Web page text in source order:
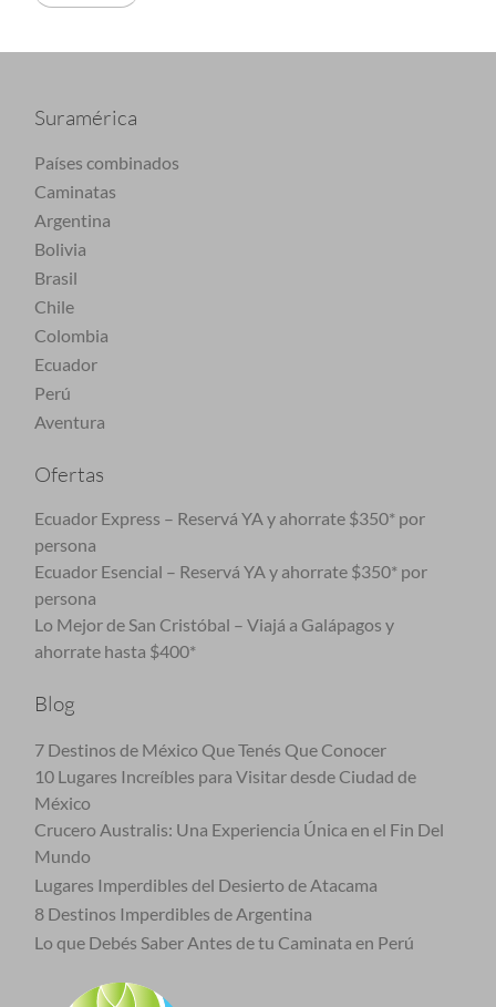
Suramérica
Países combinados
Caminatas
Argentina
Bolivia
Brasil
Chile
Colombia
Ecuador
Perú
Aventura
Ofertas
Ecuador Express – Reservá YA y ahorrate $350* por
persona
Ecuador Esencial – Reservá YA y ahorrate $350* por
persona
Lo Mejor de San Cristóbal – Viajá a Galápagos y
ahorrate hasta $400*
Blog
7 Destinos de México Que Tenés Que Conocer
10 Lugares Increíbles para Visitar desde Ciudad de
México
Crucero Australis: Una Experiencia Única en el Fin Del
Mundo
Lugares Imperdibles del Desierto de Atacama
8 Destinos Imperdibles de Argentina
Lo que Debés Saber Antes de tu Caminata en Perú